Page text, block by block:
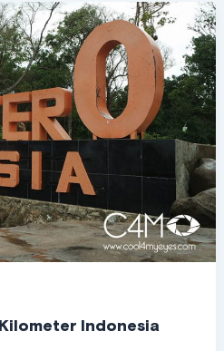
Indonesia